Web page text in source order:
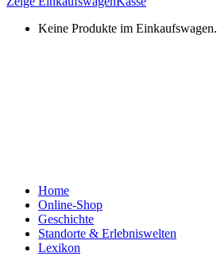
Keine Produkte im Einkaufswagen.
Home
Online-Shop
Geschichte
Standorte & Erlebniswelten
Lexikon